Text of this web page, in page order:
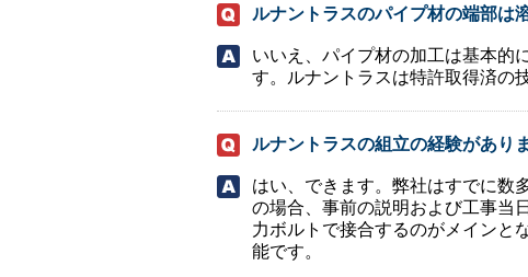
ルナントラスのパイプ材の端部は
いいえ、パイプ材の加工は基本的
す。ルナントラスは特許取得済の
ルナントラスの組立の経験があり
はい、できます。弊社はすでに数
の場合、事前の説明および工事当
力ボルトで接合するのがメインと
能です。